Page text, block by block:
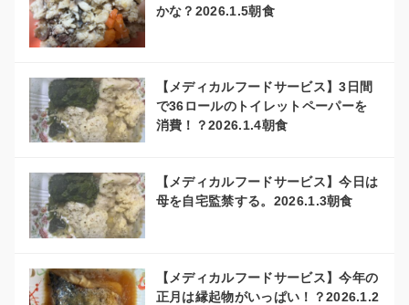
かな？2026.1.5朝食
【メディカルフードサービス】3日間
で36ロールのトイレットペーパーを
消費！？2026.1.4朝食
【メディカルフードサービス】今日は
母を自宅監禁する。2026.1.3朝食
【メディカルフードサービス】今年の
正月は縁起物がいっぱい！？2026.1.2